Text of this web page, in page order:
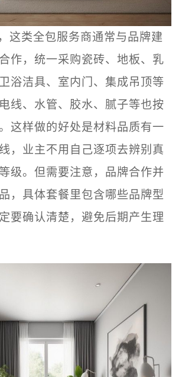
这类全包服务商通常与品牌建
作，统一采购瓷砖、地板、乳
浴洁具、室内门、集成吊顶等
线、水管、胶水、腻子等也按
这样做的好处是材料品质有一
，业主不用自己逐项去辨别真
级。但需要注意，品牌合作并
，具体套餐里包含哪些品牌型
要确认清楚，避免后期产生理